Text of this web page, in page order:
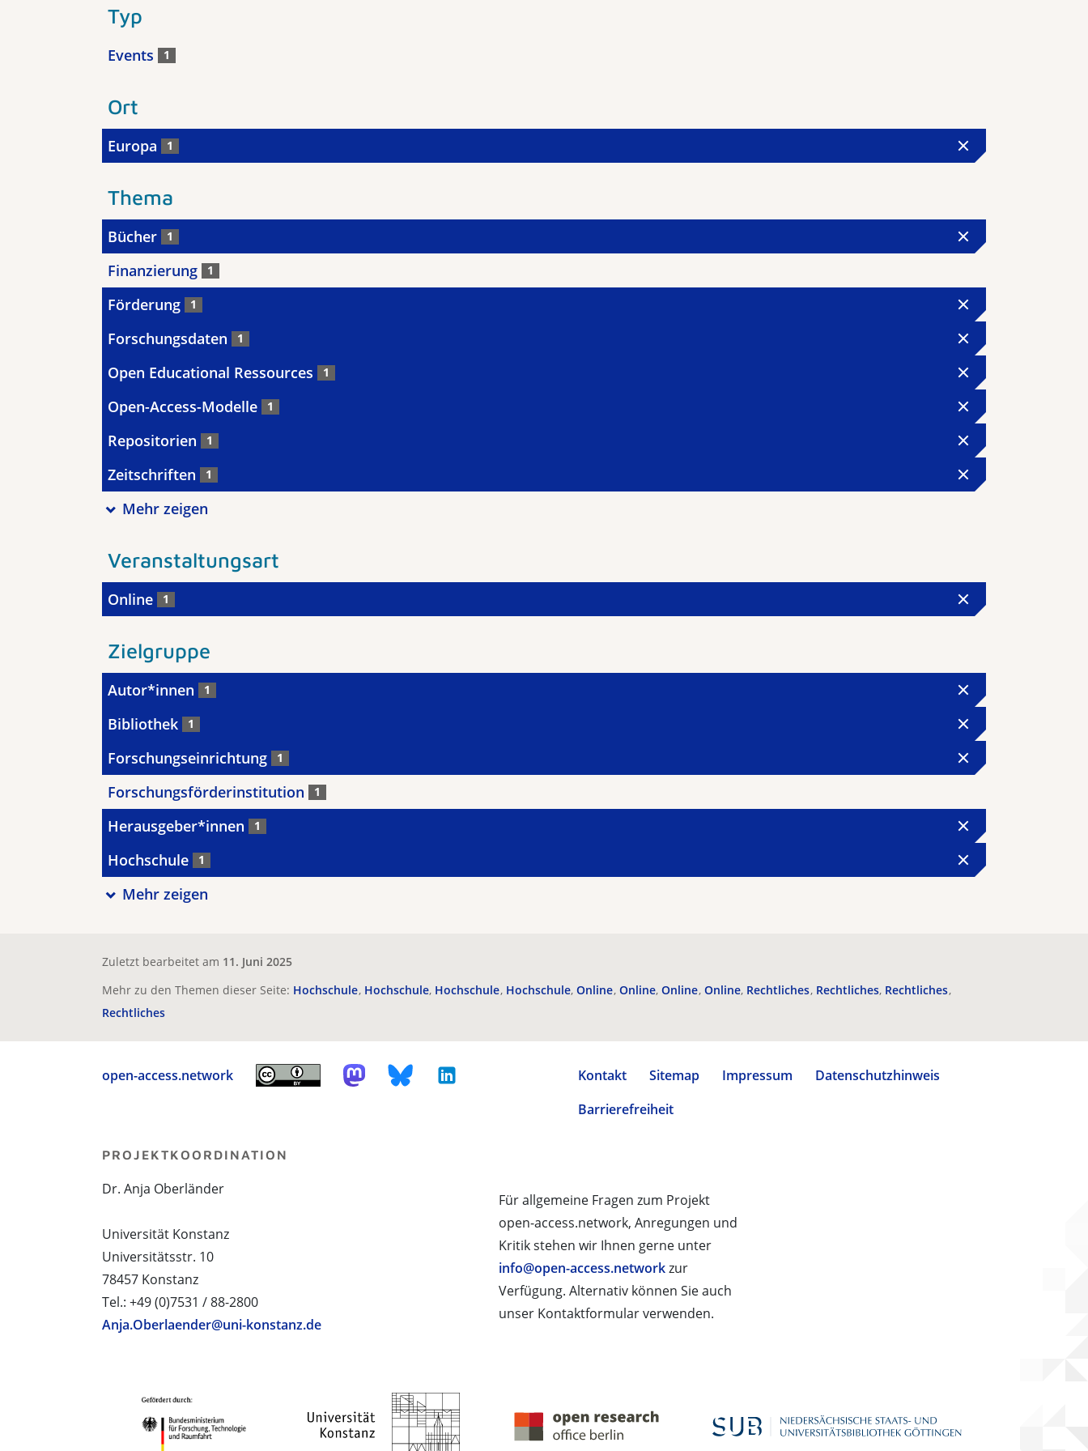
Typ
Events 1
Ort
Europa 1
Thema
Bücher 1
Finanzierung 1
Förderung 1
Forschungsdaten 1
Open Educational Ressources 1
Open-Access-Modelle 1
Repositorien 1
Zeitschriften 1
Mehr zeigen
Veranstaltungsart
Online 1
Zielgruppe
Autor*innen 1
Bibliothek 1
Forschungseinrichtung 1
Forschungsförderinstitution 1
Herausgeber*innen 1
Hochschule 1
Mehr zeigen
Zuletzt bearbeitet am 11. Juni 2025
Mehr zu den Themen dieser Seite: Hochschule Hochschule Hochschule Hochschule Online Online Online Online Rechtliches Rechtliches Rechtliches
Rechtliches
open-access.network Kontakt Sitemap Impressum
Datenschutzhinweis
Barrierefreiheit
Für allgemeine Fragen zum Projekt
open-access.network, Anregungen und
Kritik stehen wir Ihnen gerne unter
info@open-access.networkzur
Verfügung. Alternativ können Sie auch
unser Kontaktformular verwenden.
PROJEKTKOORDINATION
Dr. Anja Oberländer
Universität Konstanz
Universitätsstr. 10
78457 Konstanz
Tel.: +49 (0)7531 / 88-2800
Anja.Oberlaender@uni-konstanz.de